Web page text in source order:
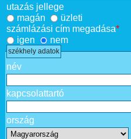
utazás jellege
magán
üzleti
számlázási cím megadása*
igen
nem
székhely adatok
név
kapcsolattartó
ország